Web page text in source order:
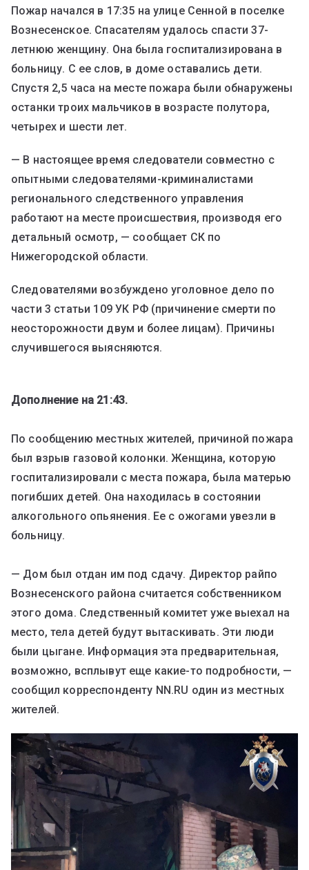
Пожар начался в 17:35 на улице Сенной в поселке
Вознесенское. Спасателям удалось спасти 37-
летнюю женщину. Она была госпитализирована в
больницу. С ее слов, в доме оставались дети.
Спустя 2,5 часа на месте пожара были обнаружены
останки троих мальчиков в возрасте полутора,
четырех и шести лет.
— В настоящее время следователи совместно с
опытными следователями-криминалистами
регионального следственного управления
работают на месте происшествия, производя его
детальный осмотр, — сообщает СК по
Нижегородской области.
Следователями возбуждено уголовное дело по
части 3 статьи 109 УК РФ (причинение смерти по
неосторожности двум и более лицам). Причины
случившегося выясняются.
Дополнение на 21:43.
По сообщению местных жителей, причиной пожара
был взрыв газовой колонки. Женщина, которую
госпитализировали с места пожара, была матерью
погибших детей. Она находилась в состоянии
алкогольного опьянения. Ее с ожогами увезли в
больницу.
— Дом был отдан им под сдачу. Директор райпо
Вознесенского района считается собственником
этого дома. Следственный комитет уже выехал на
место, тела детей будут вытаскивать. Эти люди
были цыгане. Информация эта предварительная,
возможно, всплывут еще какие-то подробности, —
сообщил корреспонденту NN.RU один из местных
жителей.